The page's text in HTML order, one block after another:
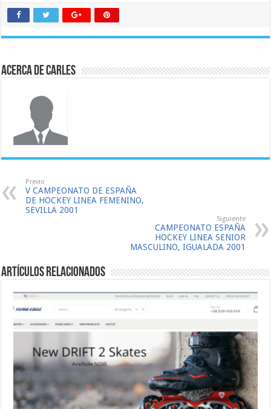
Acerca de Carles
Previo
V CAMPEONATO DE ESPAÑA
DE HOCKEY LINEA FEMENINO,
SEVILLA 2001
Siguiente
CAMPEONATO ESPAÑA
HOCKEY LINEA SENIOR
MASCULINO, IGUALADA 2001
Artículos relacionados